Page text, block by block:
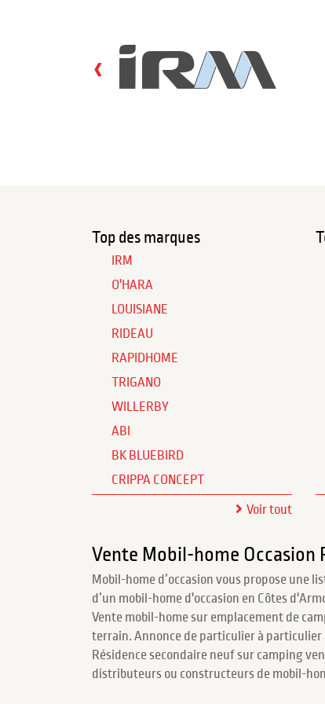
‹
Top des marques
IRM
O'HARA
LOUISIANE
RIDEAU
RAPIDHOME
TRIGANO
WILLERBY
ABI
BK BLUEBIRD
CRIPPA CONCEPT
Voir tout
Vente Mobil-home Occasion
Mobil-home d’occasion vous propose une
d’un mobil-home d'occasion en Côtes
Vente mobil-home sur emplacement de
terrain. Annonce de particulier à particulier
Résidence secondaire neuf sur camping
distributeurs ou constructeurs de mobil-